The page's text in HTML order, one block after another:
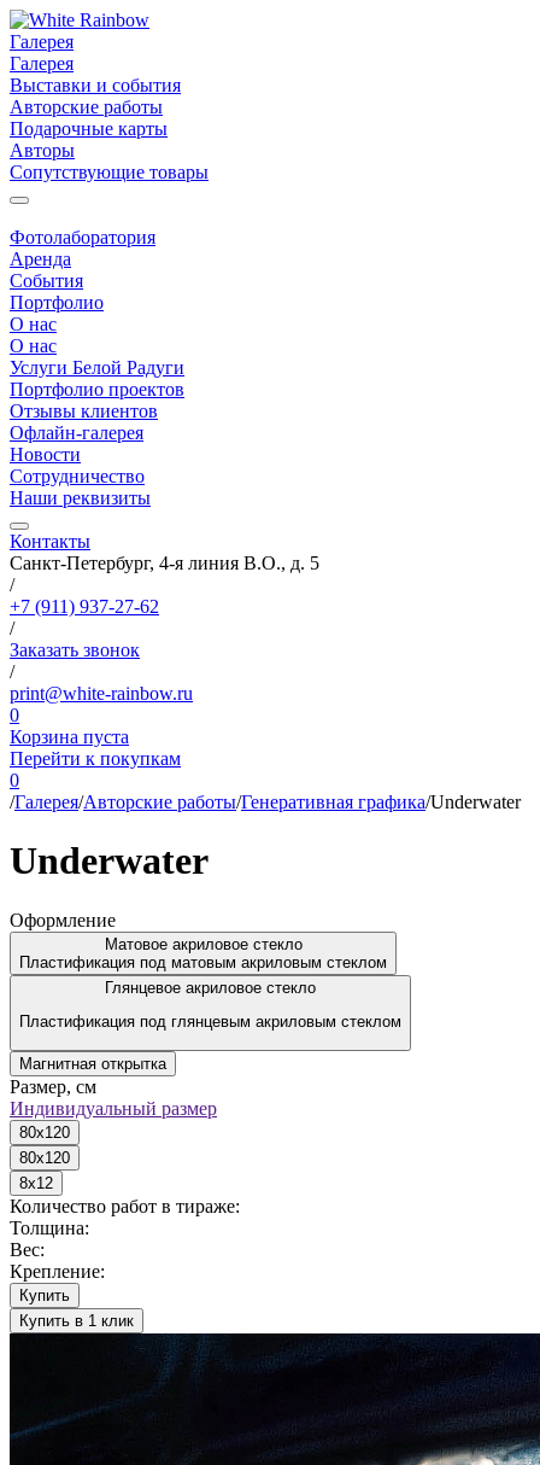
Галерея
Галерея
Выставки и события
Авторские работы
Подарочные карты
Авторы
Сопутствующие товары
Фотолаборатория
Аренда
События
Портфолио
О нас
О нас
Услуги Белой Радуги
Портфолио проектов
Отзывы клиентов
Офлайн-галерея
Новости
Сотрудничество
Наши реквизиты
Контакты
Санкт-Петербург, 4-я линия В.О., д. 5
/
+7 (911) 937-27-62
/
Заказать звонок
/
print@white-rainbow.ru
0
Корзина пуста
Перейти к покупкам
0
/Галерея/Авторские работы/Генеративная графика/Underwater
Underwater
Оформление
Матовое акриловое стекло
Пластификация под матовым акриловым стеклом
Глянцевое акриловое стекло
Пластификация под глянцевым акриловым стеклом
Магнитная открытка
Размер, см
Индивидуальный размер
80x120
80x120
8x12
Количество работ в тираже:
Толщина:
Вес:
Крепление:
Купить
Купить в 1 клик